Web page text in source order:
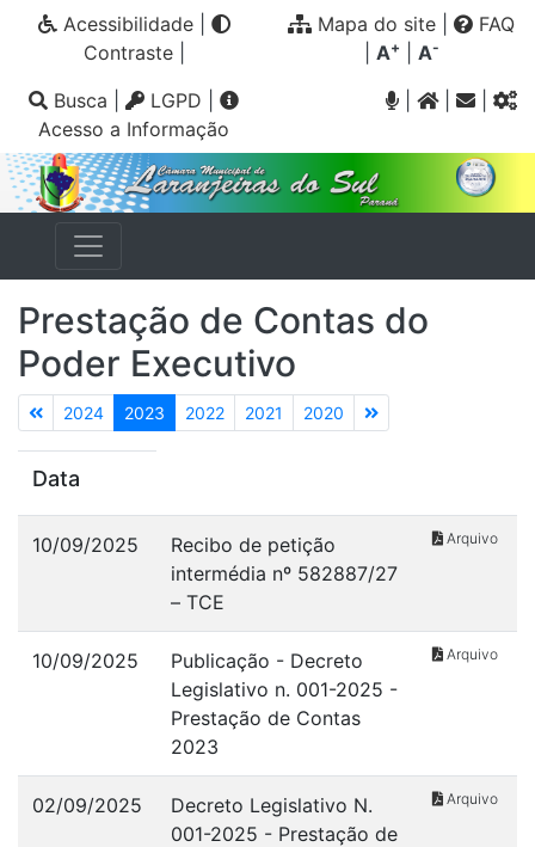
Acessibilidade|
Contraste|
Mapa do site
FAQ
A+ A-
Busca LGPD
Acesso a Informação
|
Prestação de Contas do
Poder Executivo
2024 2023 2022 2021 2020
Data
10/09/2025
Recibo de petição
intermédia nº 582887/27
– TCE
Arquivo
10/09/2025
Publicação - Decreto
Legislativo n. 001-2025 -
Prestação de Contas
2023
Arquivo
02/09/2025
Decreto Legislativo N.
001-2025 - Prestação de
Arquivo